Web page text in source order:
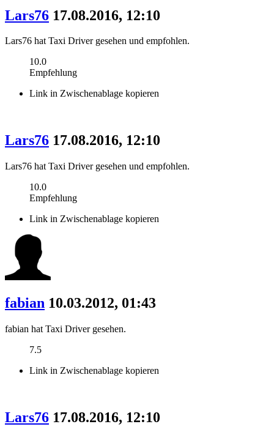
Lars76 17.08.2016, 12:10
Lars76 hat Taxi Driver gesehen und empfohlen.
10.0
Empfehlung
Link in Zwischenablage kopieren
Lars76 17.08.2016, 12:10
Lars76 hat Taxi Driver gesehen und empfohlen.
10.0
Empfehlung
Link in Zwischenablage kopieren
fabian 10.03.2012, 01:43
fabian hat Taxi Driver gesehen.
7.5
Link in Zwischenablage kopieren
Lars76 17.08.2016, 12:10